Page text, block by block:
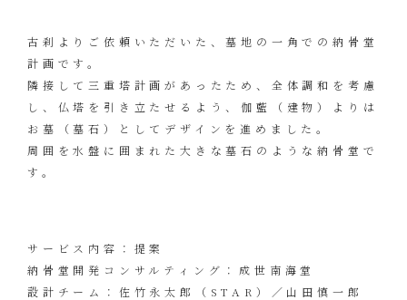
古刹よりご依頼いただいた、墓地の一角での納骨堂
計画です。
隣接して三重塔計画があったため、全体調和を考慮
し、仏塔を引き立たせるよう、伽藍（建物）よりは
お墓（墓石）としてデザインを進めました。
周囲を水盤に囲まれた大きな墓石のような納骨堂で
す。
サービス内容：提案
納骨堂開発コンサルティング：成世南海堂
設計チーム：佐竹永太郎（STAR）／山田慎一郎